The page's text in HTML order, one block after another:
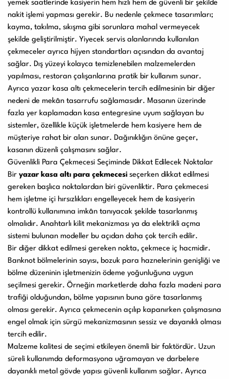
yemek saatlerinde kasiyerin hem hızlı hem de güvenli bir şekilde
nakit işlemi yapması gerekir. Bu nedenle çekmece tasarımları;
kayma, takılma, sıkışma gibi sorunlara mahal vermeyecek
şekilde geliştirilmiştir. Yiyecek servis alanlarında kullanılan
çekmeceler ayrıca hijyen standartları açısından da avantaj
sağlar. Dış yüzeyi kolayca temizlenebilen malzemelerden
yapılması, restoran çalışanlarına pratik bir kullanım sunar.
Ayrıca yazar kasa altı çekmecelerin tercih edilmesinin bir diğer
nedeni de mekân tasarrufu sağlamasıdır. Masanın üzerinde
fazla yer kaplamadan kasa entegresine uyum sağlayan bu
sistemler, özellikle küçük işletmelerde hem kasiyere hem de
müşteriye rahat bir alan sunar. Dağınıklığın önüne geçer,
kasanın düzenli çalışmasını sağlar.
Güvenlikli Para Çekmecesi Seçiminde Dikkat Edilecek Noktalar
Bir yazar kasa altı para çekmecesi seçerken dikkat edilmesi
gereken başlıca noktalardan biri güvenliktir. Para çekmecesi
hem işletme içi hırsızlıkları engelleyecek hem de kasiyerin
kontrollü kullanımına imkân tanıyacak şekilde tasarlanmış
olmalıdır. Anahtarlı kilit mekanizması ya da elektrikli açma
sistemi bulunan modeller bu açıdan daha çok tercih edilir.
Bir diğer dikkat edilmesi gereken nokta, çekmece iç hacmidir.
Banknot bölmelerinin sayısı, bozuk para haznelerinin genişliği ve
bölme düzeninin işletmenizin ödeme yoğunluğuna uygun
seçilmesi gerekir. Örneğin marketlerde daha fazla madeni para
trafiği olduğundan, bölme yapısının buna göre tasarlanmış
olması gerekir. Ayrıca çekmecenin açılıp kapanırken çalışmasına
engel olmak için sürgü mekanizmasının sessiz ve dayanıklı olması
tercih edilir.
Malzeme kalitesi de seçimi etkileyen önemli bir faktördür. Uzun
süreli kullanımda deformasyona uğramayan ve darbelere
dayanıklı metal gövde yapısı güvenli kullanım sağlar. Ayrıca